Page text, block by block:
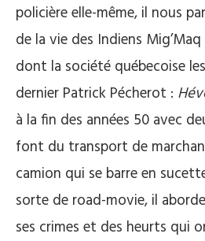
policière elle-même, il nous
de la vie des Indiens
dont la société québecoise
dernier Patrick Pécherot :
à la fin des années 50 avec
font du transport de
camion qui se barre en
sorte de road-movie, il
ses crimes et des heurts qui